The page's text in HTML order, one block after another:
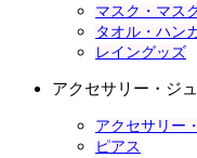
マスク・マス
タオル・ハン
レイングッズ
アクセサリー・ジ
アクセサリー
ピアス